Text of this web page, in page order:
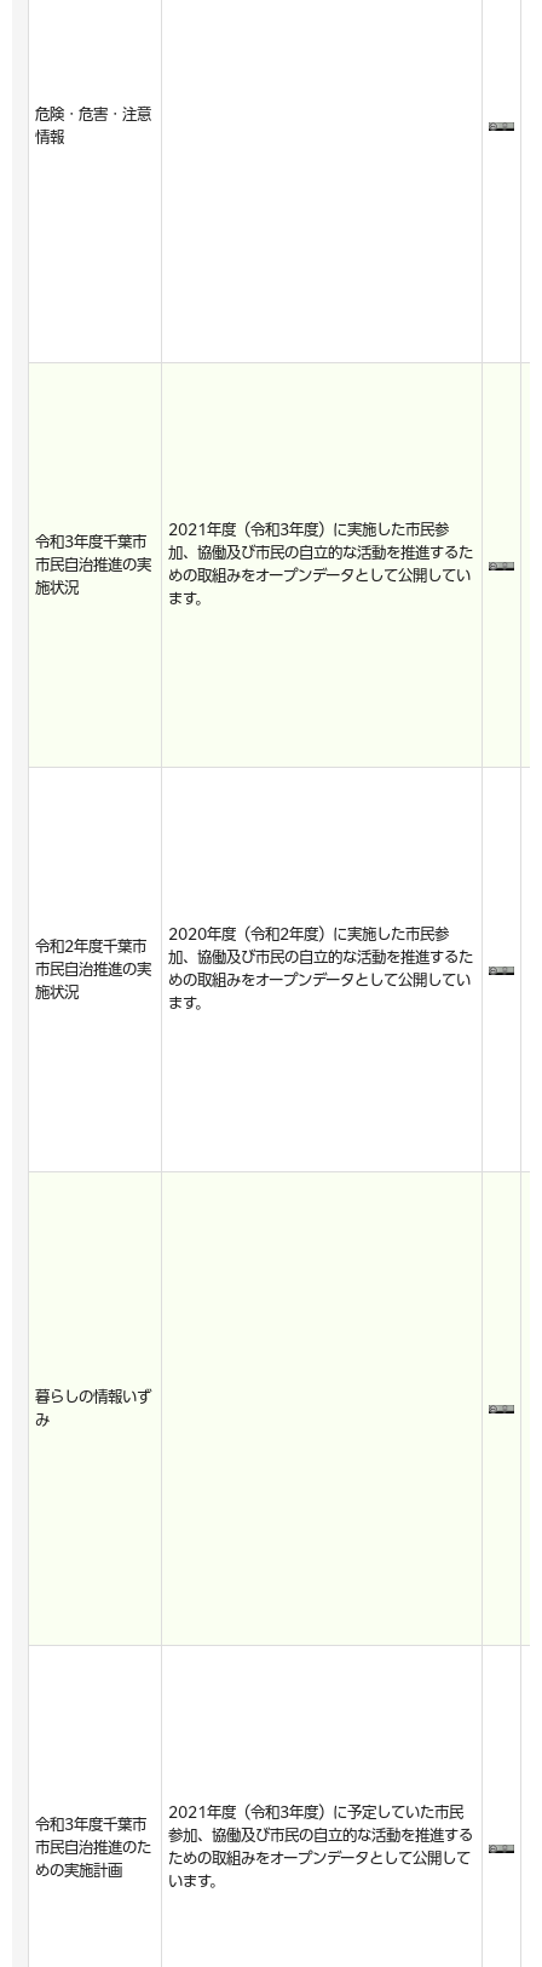
危険・危害・注意
情報
令和3年度千葉市
市民自治推進の実
施状況
2021年度（令和3年度）に実施した市民参
加、協働及び市民の自立的な活動を推進するた
めの取組みをオープンデータとして公開してい
ます。
令和2年度千葉市
市民自治推進の実
施状況
2020年度（令和2年度）に実施した市民参
加、協働及び市民の自立的な活動を推進するた
めの取組みをオープンデータとして公開してい
ます。
暮らしの情報いず
み
令和3年度千葉市
市民自治推進のた
めの実施計画
2021年度（令和3年度）に予定していた市民
参加、協働及び市民の自立的な活動を推進する
ための取組みをオープンデータとして公開して
います。